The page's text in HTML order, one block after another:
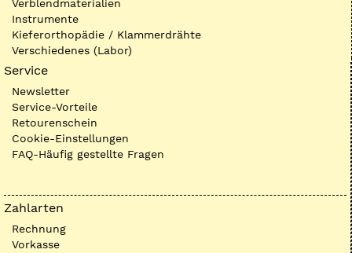
Verblendmaterialien
Instrumente
Kieferorthopädie / Klammerdrähte
Verschiedenes (Labor)
Service
Newsletter
Service-Vorteile
Retourenschein
Cookie-Einstellungen
FAQ-Häufig gestellte Fragen
Zahlarten
Rechnung
Vorkasse